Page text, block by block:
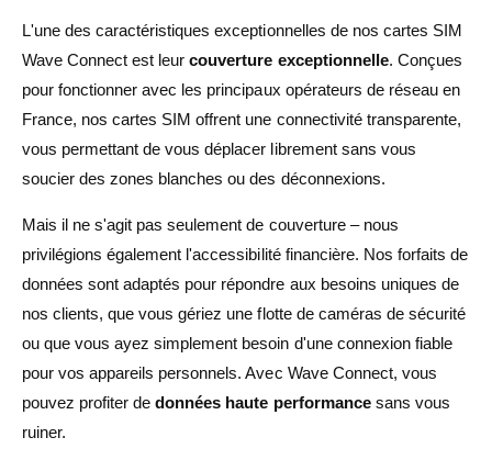
L'une des caractéristiques exceptionnelles de nos cartes SIM
Wave Connect est leurcouverture exceptionnelle. Conçues
pour fonctionner avec les principaux opérateurs de réseau en
France, nos cartes SIM offrent une connectivité transparente,
vous permettant de vous déplacer librement sans vous
soucier des zones blanches ou des déconnexions.
Mais il ne s'agit pas seulement de couverture – nous
privilégions également l'accessibilité financière. Nos forfaits de
données sont adaptés pour répondre aux besoins uniques de
nos clients, que vous gériez une flotte de caméras de sécurité
ou que vous ayez simplement besoin d'une connexion fiable
pour vos appareils personnels. Avec Wave Connect, vous
pouvez profiter dedonnées haute performancesans vous
ruiner.